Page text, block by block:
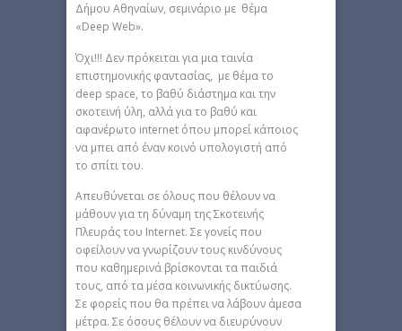
Δήμου Αθηναίων, σεμινάριο με θέμα
«Deep Web».
Όχι!!! Δεν πρόκειται για μια ταινία
επιστημονικής φαντασίας, με θέμα το
deep space, το βαθύ διάστημα και την
σκοτεινή ύλη, αλλά για το βαθύ και
αφανέρωτο internet όπου μπορεί κάποιος
να μπει από έναν κοινό υπολογιστή από
το σπίτι του.
Απευθύνεται σε όλους που θέλουν να
μάθουν για τη δύναμη της Σκοτεινής
Πλευράς του Internet. Σε γονείς που
οφείλουν να γνωρίζουν τους κινδύνους
που καθημερινά βρίσκονται τα παιδιά
τους, από τα μέσα κοινωνικής δικτύωσης.
Σε φορείς που θα πρέπει να λάβουν άμεσα
μέτρα. Σε όσους θέλουν να διευρύνουν